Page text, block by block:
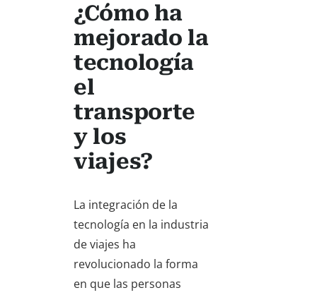
¿Cómo ha
mejorado la
tecnología
el
transporte
y los
viajes?
La integración de la
tecnología en la industria
de viajes ha
revolucionado la forma
en que las personas